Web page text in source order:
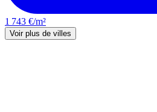
1 743 €/m²
Voir plus de villes